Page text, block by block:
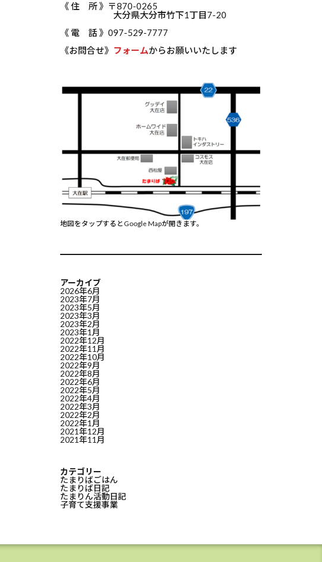
《 住 所 》〒870-0265
大分県大分市竹下1丁目7-20
《 電 話 》097-529-7777
《お問合せ》 フォームからお願いいたします
地図をタップするとGoogle Mapが開きます。
アーカイブ
2026年6月
2023年7月
2023年5月
2023年3月
2023年2月
2023年1月
2022年12月
2022年11月
2022年10月
2022年9月
2022年8月
2022年6月
2022年5月
2022年4月
2022年3月
2022年2月
2022年1月
2021年12月
2021年11月
カテゴリー
たまりばごはん
たまりば日記
たまりん活動日記
子育て支援事業